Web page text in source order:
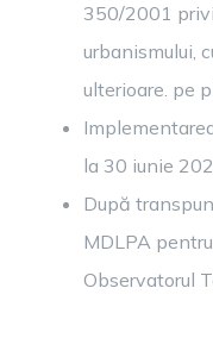
350/2001
urbanismului,
ulterioare. pe
la 30 iunie
După
MDLPA
Observatorul